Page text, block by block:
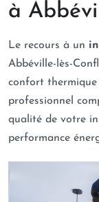
à
Le recours à un
Abbéville-lès-
confort
professionnel
qualité de votre
performance